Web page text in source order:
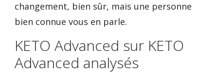
changement, bien sûr, mais une personne
bien connue vous en parle.
KETO Advanced sur KETO
Advanced analysés